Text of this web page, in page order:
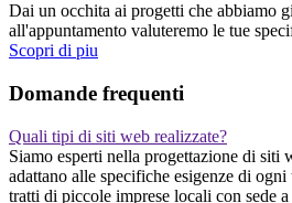
Dai un occhita ai progetti che abbiamo
all'appuntamento valuteremo le tue
Scopri di piu
Domande frequenti
Quali tipi di siti web realizzate?
Siamo esperti nella progettazione di siti
adattano alle specifiche esigenze di
tratti di piccole imprese locali con sede